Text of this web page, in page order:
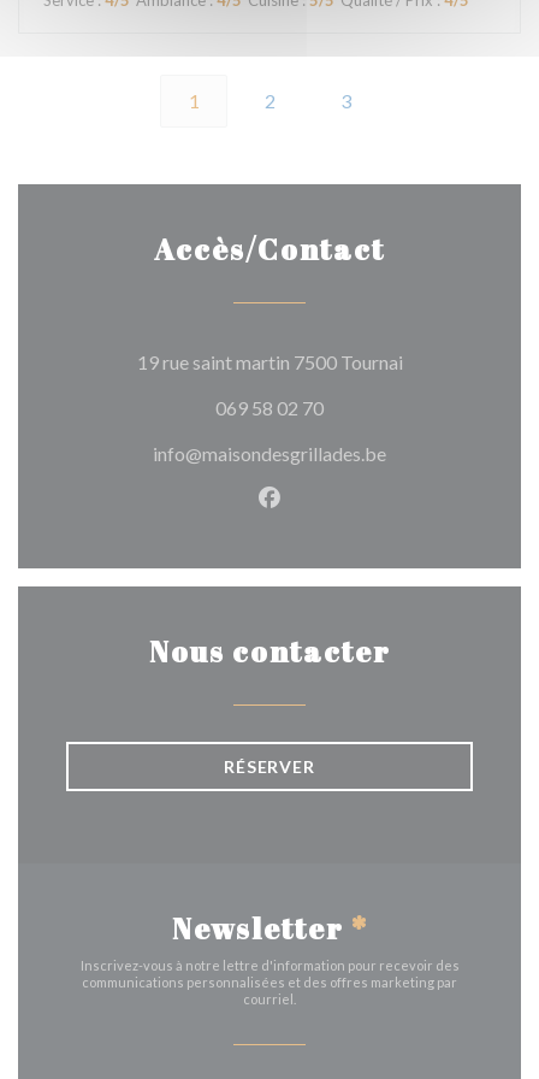
1 2 3
Accès/Contact
19 rue saint martin 7500 Tournai((ouvre une
069 58 02 70
info@maisondesgrillades.be
Facebook ((ouvre une
Nous contacter
RÉSERVER
Newsletter *
Inscrivez-vous à notre lettre d'information pour recevoir des
communications personnalisées et des offres marketing par
courriel.